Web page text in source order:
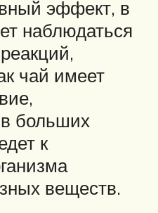
эффект, в
наблюдаться
чай имеет
в больших
к
веществ.